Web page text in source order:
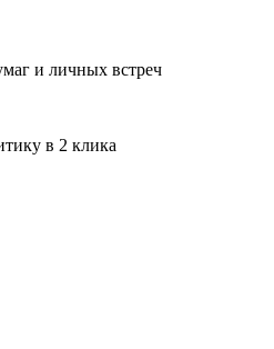
и личных встреч
в 2 клика